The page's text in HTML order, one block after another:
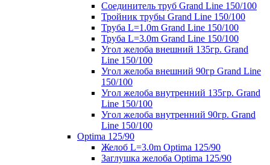
Соединитель труб Grand Line 150/100
Тройник трубы Grand Line 150/100
Труба L=1.0m Grand Line 150/100
Труба L=3.0m Grand Line 150/100
Угол желоба внешний 135гр. Grand
Line 150/100
Угол желоба внешний 90гр Grand Line
150/100
Угол желоба внутренний 135гр. Grand
Line 150/100
Угол желоба внутренний 90гр. Grand
Line 150/100
Optima 125/90
Желоб L=3.0m Optima 125/90
Заглушка желоба Optima 125/90